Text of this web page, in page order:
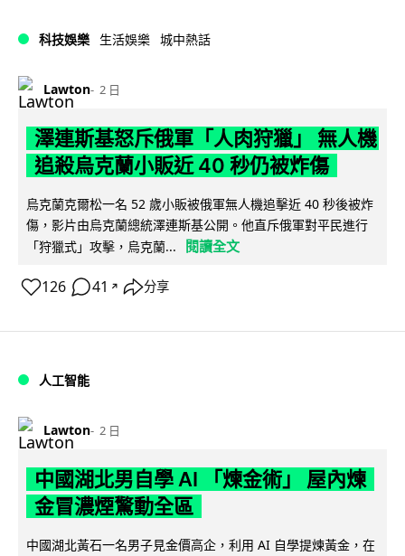
科技娛樂 生活娛樂 城中熱話
Lawton 2 日
澤連斯基怒斥俄軍「人肉狩獵」 無人機
追殺烏克蘭小販近 40 秒仍被炸傷
烏克蘭克爾松一名 52 歲小販被俄軍無人機追擊近 40 秒後被炸
傷，影片由烏克蘭總統澤連斯基公開。他直斥俄軍對平民進行
「狩獵式」攻擊，烏克蘭...
閱讀全文
126 41 ↗ 分享
人工智能
Lawton 2 日
中國湖北男自學 AI 「煉金術」 屋內煉
金冒濃煙驚動全區
中國湖北黃石一名男子見金價高企，利用 AI 自學提煉黃金，在